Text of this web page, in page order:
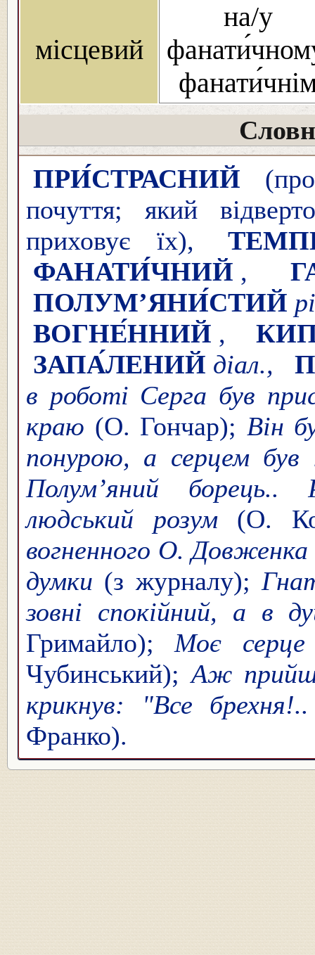
місцевий
на/у
ПРИ́СТРАСНИЙ
почуття; який
приховує їх),
ФАНАТИ́ЧНИЙ ,
ПОЛУМ’ЯНИ́СТИЙ
ВОГНЕ́ННИЙ ,
ЗАПА́ЛЕНИЙ діал.,
в роботі Серга був
краю (О. Гончар); Він
понурою, а серцем був
Полум’яний
людський розум (О.
вогненного О. Довженка
думки (з журналу);
зовні спокійний, а в
Гримайло);Моє
Чубинський);Аж
крикнув: "Все
Франко).